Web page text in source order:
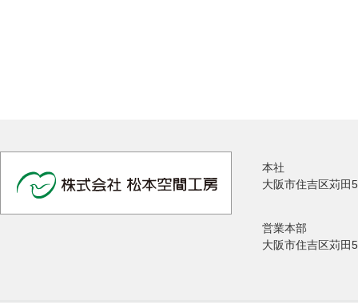
本社
大阪市住吉区苅田
営業本部
大阪市住吉区苅田